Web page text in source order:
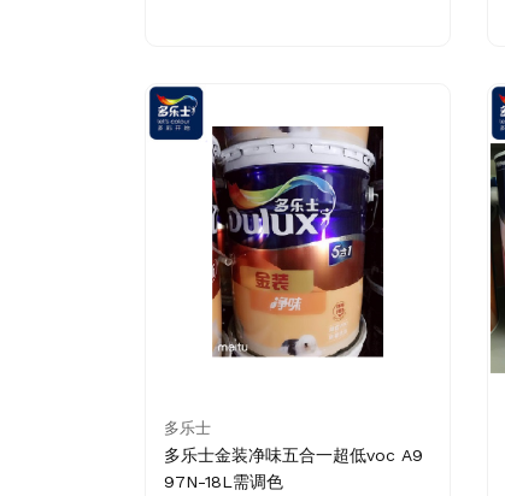
多乐士
多乐士金装净味五合一超低voc A9
97N-18L需调色